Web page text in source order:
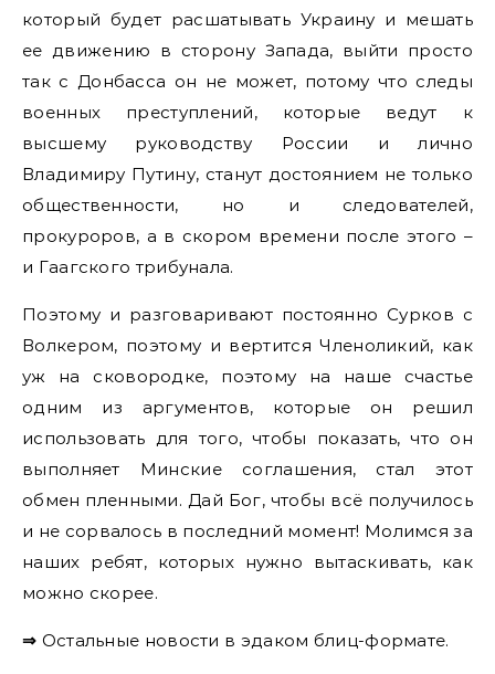
который будет расшатывать Украину и мешать
ее движению в сторону Запада, выйти просто
так с Донбасса он не может, потому что следы
военных преступлений, которые ведут к
высшему руководству России и лично
Владимиру Путину, станут достоянием не только
общественности, но и следователей,
прокуроров, а в скором времени после этого –
и Гаагского трибунала.
Поэтому и разговаривают постоянно Сурков с
Волкером, поэтому и вертится Членоликий, как
уж на сковородке, поэтому на наше счастье
одним из аргументов, которые он решил
использовать для того, чтобы показать, что он
выполняет Минские соглашения, стал этот
обмен пленными. Дай Бог, чтобы всё получилось
и не сорвалось в последний момент! Молимся за
наших ребят, которых нужно вытаскивать, как
можно скорее.
⇒ Остальные новости в эдаком блиц-формате.